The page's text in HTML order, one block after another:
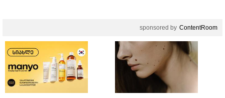
sponsored by ContentRoom